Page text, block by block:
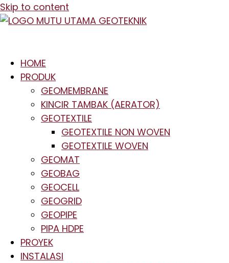
Skip to content
HOME
PRODUK
GEOMEMBRANE
KINCIR TAMBAK (AERATOR)
GEOTEXTILE
GEOTEXTILE NON WOVEN
GEOTEXTILE WOVEN
GEOMAT
GEOBAG
GEOCELL
GEOGRID
GEOPIPE
PIPA HDPE
PROYEK
INSTALASI